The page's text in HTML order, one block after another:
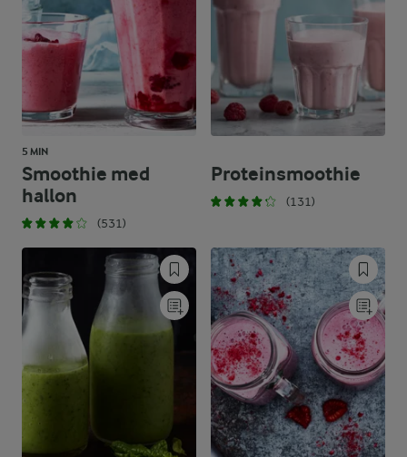
5 MIN
Smoothie med
hallon
(531)
Proteinsmoothie
(131)